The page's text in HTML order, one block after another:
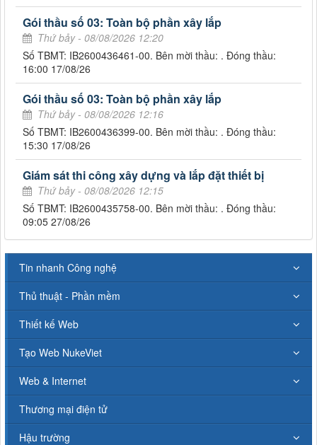
Gói thầu số 03: Toàn bộ phần xây lắp
Thứ bảy - 08/08/2026 12:20
Số TBMT: IB2600436461-00. Bên mời thầu: . Đóng thầu:
16:00 17/08/26
Gói thầu số 03: Toàn bộ phần xây lắp
Thứ bảy - 08/08/2026 12:16
Số TBMT: IB2600436399-00. Bên mời thầu: . Đóng thầu:
15:30 17/08/26
Giám sát thi công xây dựng và lắp đặt thiết bị
Thứ bảy - 08/08/2026 12:15
Số TBMT: IB2600435758-00. Bên mời thầu: . Đóng thầu:
09:05 27/08/26
Tin nhanh Công nghệ
Thủ thuật - Phần mềm
Thiết kế Web
Tạo Web NukeViet
Web & Internet
Thương mại điện tử
Hậu trường